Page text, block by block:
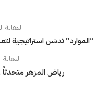
المقالة
“الموارد” تدشن استراتيجية
المقالة
رياض المزهر متحدثاً